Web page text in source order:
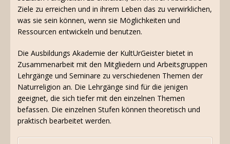
Ziele zu erreichen und in ihrem Leben das zu verwirklichen,
was sie sein können, wenn sie Möglichkeiten und
Ressourcen entwickeln und benutzen.
Die Ausbildungs Akademie der KultUrGeister bietet in
Zusammenarbeit mit den Mitgliedern und Arbeitsgruppen
Lehrgänge und Seminare zu verschiedenen Themen der
Naturreligion an. Die Lehrgänge sind für die jenigen
geeignet, die sich tiefer mit den einzelnen Themen
befassen. Die einzelnen Stufen können theoretisch und
praktisch bearbeitet werden.